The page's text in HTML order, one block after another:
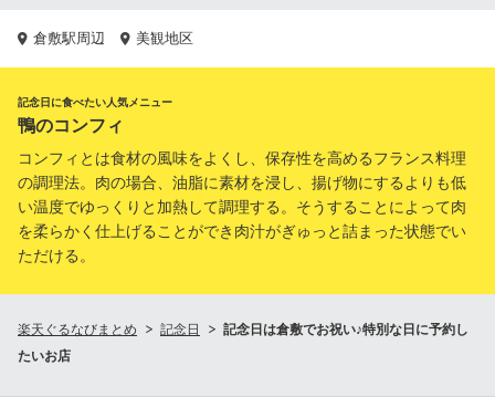
倉敷駅周辺 美観地区
記念日に食べたい人気メニュー
鴨のコンフィ
コンフィとは食材の風味をよくし、保存性を高めるフランス料理
の調理法。肉の場合、油脂に素材を浸し、揚げ物にするよりも低
い温度でゆっくりと加熱して調理する。そうすることによって肉
を柔らかく仕上げることができ肉汁がぎゅっと詰まった状態でい
ただける。
楽天ぐるなびまとめ 記念日
記念日は倉敷でお祝い♪特別な日に予約し
たいお店